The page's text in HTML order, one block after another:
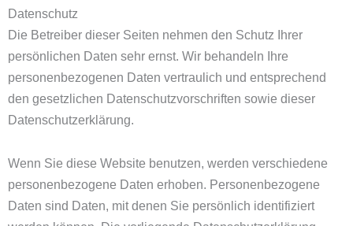
Datenschutz
Die Betreiber dieser Seiten nehmen den Schutz Ihrer
persönlichen Daten sehr ernst. Wir behandeln Ihre
personenbezogenen Daten vertraulich und entsprechend
den gesetzlichen Datenschutzvorschriften sowie dieser
Datenschutzerklärung.
Wenn Sie diese Website benutzen, werden verschiedene
personenbezogene Daten erhoben. Personenbezogene
Daten sind Daten, mit denen Sie persönlich identifiziert